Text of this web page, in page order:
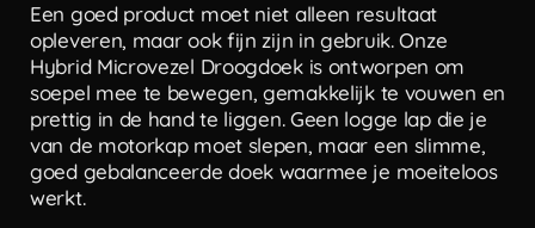
Een goed product moet niet alleen resultaat
opleveren, maar ook fijn zijn in gebruik. Onze
Hybrid Microvezel Droogdoek is ontworpen om
soepel mee te bewegen, gemakkelijk te vouwen en
prettig in de hand te liggen. Geen logge lap die je
van de motorkap moet slepen, maar een slimme,
goed gebalanceerde doek waarmee je moeiteloos
werkt.